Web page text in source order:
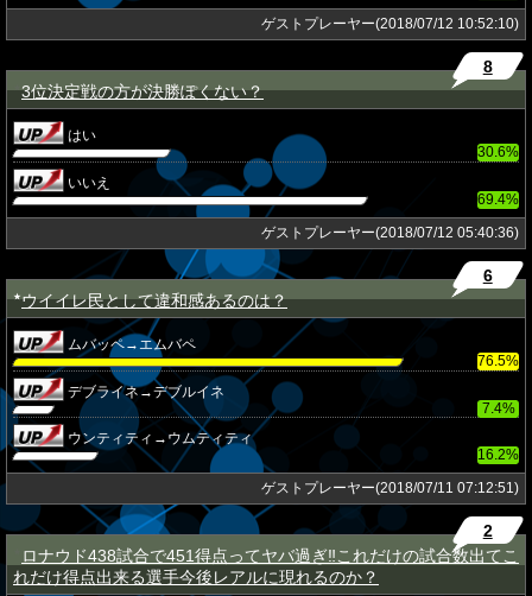
ゲストプレーヤー(2018/07/12 10:52:10)
3位決定戦の方が決勝ぽくない？
8
はい
30.6%
いいえ
69.4%
ゲストプレーヤー(2018/07/12 05:40:36)
★ウイイレ民として違和感あるのは？
6
ムバッペ→エムバペ
76.5%
デブライネ→デブルイネ
7.4%
ウンティティ→ウムティティ
16.2%
ゲストプレーヤー(2018/07/11 07:12:51)
ロナウド438試合で451得点ってヤバ過ぎ‼これだけの試合数出てこ
れだけ得点出来る選手今後レアルに現れるのか？
2